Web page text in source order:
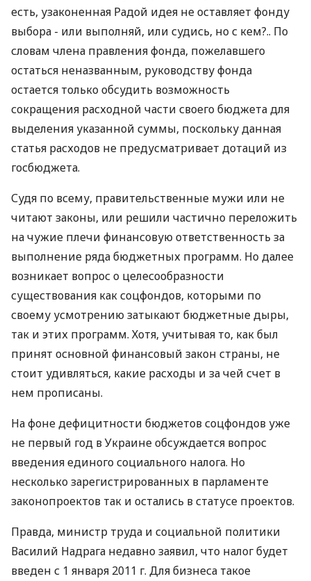
есть, узаконенная Радой идея не оставляет фонду
выбора - или выполняй, или судись, но с кем?.. По
словам члена правления фонда, пожелавшего
остаться неназванным, руководству фонда
остается только обсудить возможность
сокращения расходной части своего бюджета для
выделения указанной суммы, поскольку данная
статья расходов не предусматривает дотаций из
госбюджета.
Судя по всему, правительственные мужи или не
читают законы, или решили частично переложить
на чужие плечи финансовую ответственность за
выполнение ряда бюджетных программ. Но далее
возникает вопрос о целесообразности
существования как соцфондов, которыми по
своему усмотрению затыкают бюджетные дыры,
так и этих программ. Хотя, учитывая то, как был
принят основной финансовый закон страны, не
стоит удивляться, какие расходы и за чей счет в
нем прописаны.
На фоне дефицитности бюджетов соцфондов уже
не первый год в Украине обсуждается вопрос
введения единого социального налога. Но
несколько зарегистрированных в парламенте
законопроектов так и остались в статусе проектов.
Правда, министр труда и социальной политики
Василий Надрага недавно заявил, что налог будет
введен с 1 января 2011 г. Для бизнеса такое